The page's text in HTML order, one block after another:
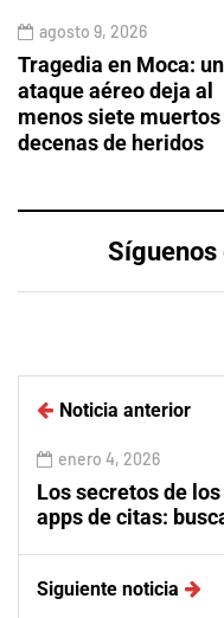
agosto 9, 2026
Tragedia en Moca: un
ataque aéreo deja al
menos siete muertos
decenas de heridos
Síguenos
Noticia anterior
enero 4, 2026
Los secretos de
apps de citas:
Siguiente noticia